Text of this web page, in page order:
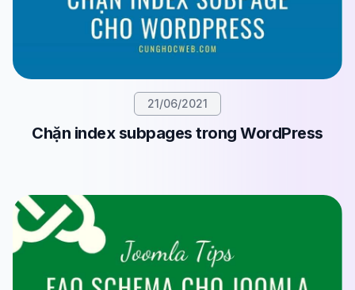
21/06/2021
Chặn index subpages trong WordPress